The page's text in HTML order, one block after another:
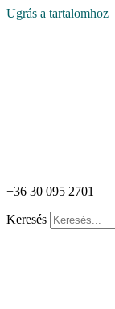
Ugrás a tartalomhoz
+36 30 095 2701
Keresés